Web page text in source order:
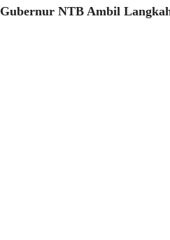
Gubernur NTB Ambil